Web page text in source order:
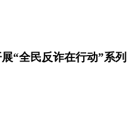
“全民反诈在行动”系列